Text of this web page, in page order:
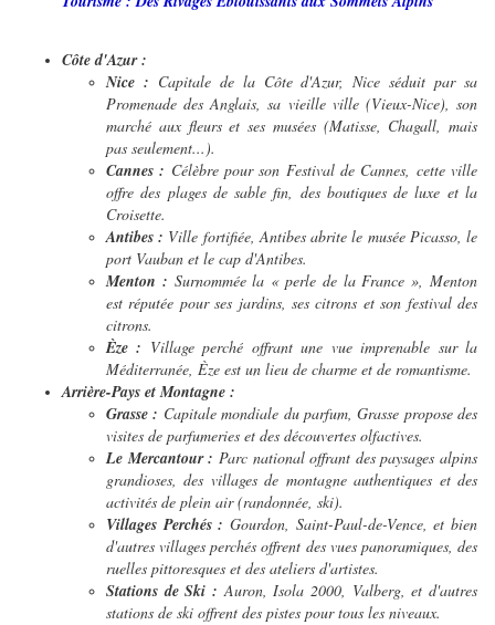
Côte d'Azur :
Nice : Capitale de la Côte d'Azur, Nice séduit par sa
Promenade des Anglais, sa vieille ville (Vieux-Nice), son
marché aux fleurs et ses musées (Matisse, Chagall, mais
pas seulement...).
Cannes : Célèbre pour son Festival de Cannes, cette ville
offre des plages de sable fin, des boutiques de luxe et la
Croisette.
Antibes : Ville fortifiée, Antibes abrite le musée Picasso, le
port Vauban et le cap d'Antibes.
Menton : Surnommée la « perle de la France », Menton
est réputée pour ses jardins, ses citrons et son festival des
citrons.
Èze : Village perché offrant une vue imprenable sur la
Méditerranée, Èze est un lieu de charme et de romantisme.
Arrière-Pays et Montagne :
Grasse : Capitale mondiale du parfum, Grasse propose des
visites de parfumeries et des découvertes olfactives.
Le Mercantour : Parc national offrant des paysages alpins
grandioses, des villages de montagne authentiques et des
activités de plein air (randonnée, ski).
Villages Perchés : Gourdon, Saint-Paul-de-Vence, et bien
d'autres villages perchés offrent des vues panoramiques, des
ruelles pittoresques et des ateliers d'artistes.
Stations de Ski : Auron, Isola 2000, Valberg, et d'autres
stations de ski offrent des pistes pour tous les niveaux.